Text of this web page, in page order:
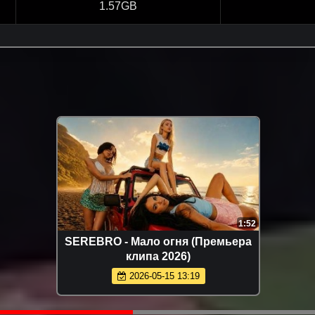
1.57GB
2:59
Рустам Нахушев - Скажи мне да
(Премьера клипа 2026)
2026-07-09 15:02